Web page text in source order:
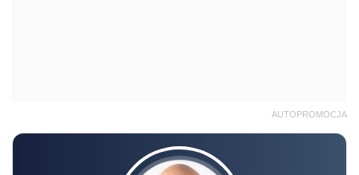
AUTOPROMOCJA